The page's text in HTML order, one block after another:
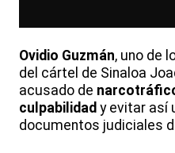
Ovidio Guzmán, uno de
del cártel de Sinaloa
acusado de
culpabilidad y evitar así
documentos judiciales